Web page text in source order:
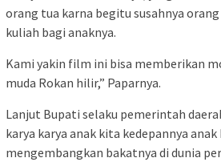
orang tua karna begitu susahnya
kuliah bagi anaknya.
Kami yakin film ini bisa memberikan
muda Rokan hilir,” Paparnya.
Lanjut Bupati selaku pemerintah
karya karya anak kita kedepannya
mengembangkan bakatnya di dunia